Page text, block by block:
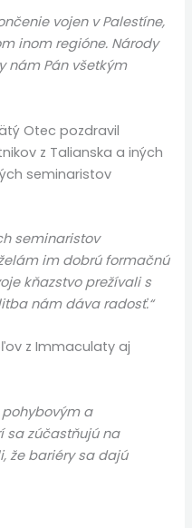
vojen v Palestíne,
inom regióne. Národy
nám Pán všetkým
Otec pozdravil
z Talianska a iných
seminaristov
seminaristov
im dobrú formačnú
kňazstvo prežívali s
nám dáva radosť.“
z Immaculaty aj
a
sa zúčastňujú na
že bariéry sa dajú